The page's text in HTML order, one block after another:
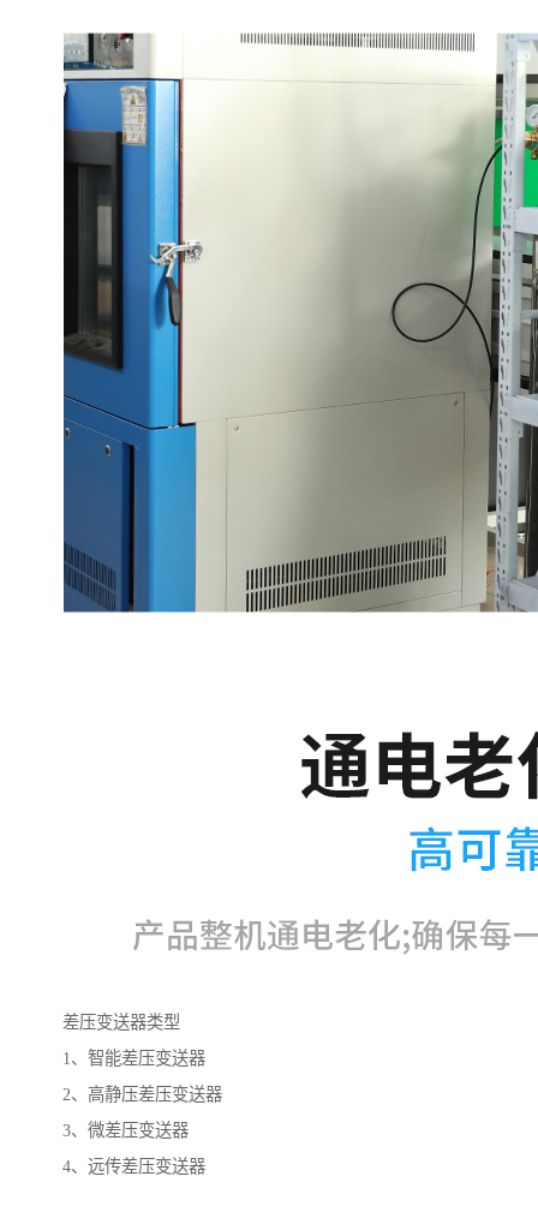
差压变送器类型
1、智能差压变送器
2、高静压差压变送器
3、微差压变送器
4、远传差压变送器